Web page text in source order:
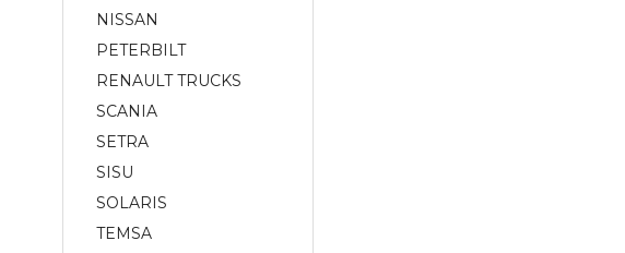
NISSAN
PETERBILT
RENAULT TRUCKS
SCANIA
SETRA
SISU
SOLARIS
TEMSA